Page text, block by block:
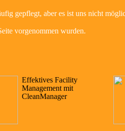
gepflegt, aber es ist uns nicht
vorgenommen wurden.
Effektives Facility
Management mit
CleanManager